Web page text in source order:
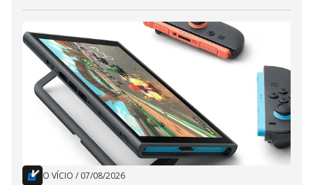
O VÍCIO / 07/08/2026